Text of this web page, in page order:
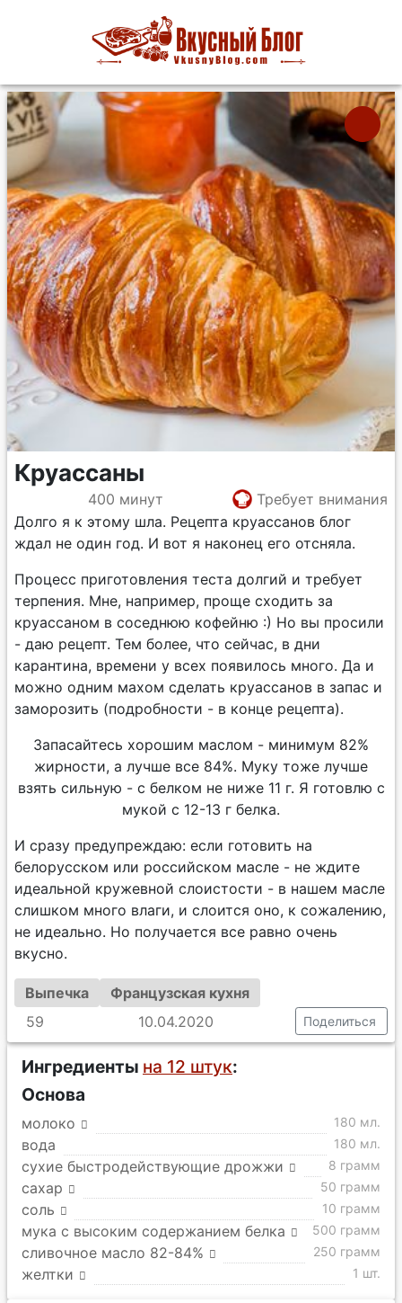
Круассаны
400 минут
Требует внимания
Долго я к этому шла. Рецепта круассанов блог
ждал не один год. И вот я наконец его отсняла.
Процесс приготовления теста долгий и требует
терпения. Мне, например, проще сходить за
круассаном в соседнюю кофейню :) Но вы просили
- даю рецепт. Тем более, что сейчас, в дни
карантина, времени у всех появилось много. Да и
можно одним махом сделать круассанов в запас и
заморозить (подробности - в конце рецепта).
Запасайтесь хорошим маслом - минимум 82%
жирности, а лучше все 84%. Муку тоже лучше
взять сильную - с белком не ниже 11 г. Я готовлю с
мукой с 12-13 г белка.
И сразу предупреждаю: если готовить на
белорусском или российском масле - не ждите
идеальной кружевной слоистости - в нашем масле
слишком много влаги, и слоится оно, к сожалению,
не идеально. Но получается все равно очень
вкусно.
Выпечка
Французская кухня
59
10.04.2020 Поделиться
Ингредиенты на 12 штук:
Основа
молоко 180 мл.
вода 180 мл.
сухие быстродействующие дрожжи 8 грамм
сахар 50 грамм
соль 10 грамм
мука с высоким содержанием белка 500 грамм
сливочное масло 82-84% 250 грамм
желтки 1 шт.